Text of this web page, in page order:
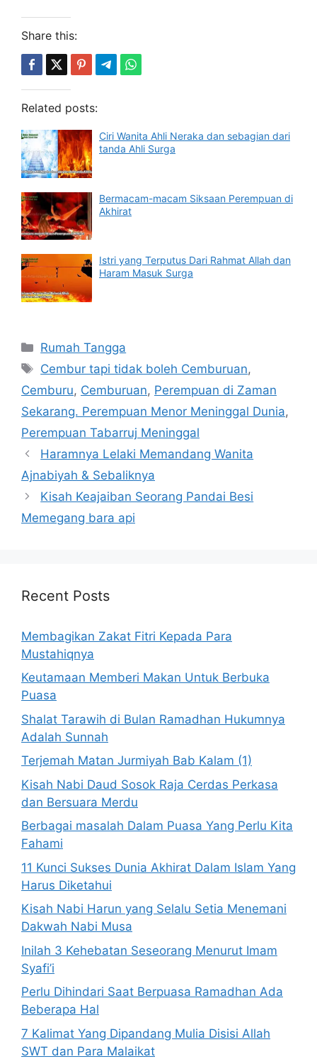
Share this:
Related posts:
Ciri Wanita Ahli Neraka dan sebagian dari
tanda Ahli Surga
Bermacam-macam Siksaan Perempuan di
Akhirat
Istri yang Terputus Dari Rahmat Allah dan
Haram Masuk Surga
Categories
Rumah Tangga
Tags
Cembur tapi tidak boleh Cemburuan,
Cemburu, Cemburuan, Perempuan di Zaman
Sekarang. Perempuan Menor Meninggal Dunia,
Perempuan Tabarruj Meninggal
Haramnya Lelaki Memandang Wanita
Ajnabiyah & Sebaliknya
Kisah Keajaiban Seorang Pandai Besi
Memegang bara api
Recent Posts
Membagikan Zakat Fitri Kepada Para
Mustahiqnya
Keutamaan Memberi Makan Untuk Berbuka
Puasa
Shalat Tarawih di Bulan Ramadhan Hukumnya
Adalah Sunnah
Terjemah Matan Jurmiyah Bab Kalam (1)
Kisah Nabi Daud Sosok Raja Cerdas Perkasa
dan Bersuara Merdu
Berbagai masalah Dalam Puasa Yang Perlu Kita
Fahami
11 Kunci Sukses Dunia Akhirat Dalam Islam Yang
Harus Diketahui
Kisah Nabi Harun yang Selalu Setia Menemani
Dakwah Nabi Musa
Inilah 3 Kehebatan Seseorang Menurut Imam
Syafi’i
Perlu Dihindari Saat Berpuasa Ramadhan Ada
Beberapa Hal
7 Kalimat Yang Dipandang Mulia Disisi Allah
SWT dan Para Malaikat